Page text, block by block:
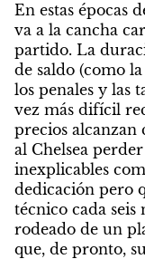
En estas épocas
va a la cancha
partido. La
de saldo (como
los penales y las
vez más difícil
precios alcanzan
al Chelsea
inexplicables
dedicación pero
técnico cada
rodeado de un